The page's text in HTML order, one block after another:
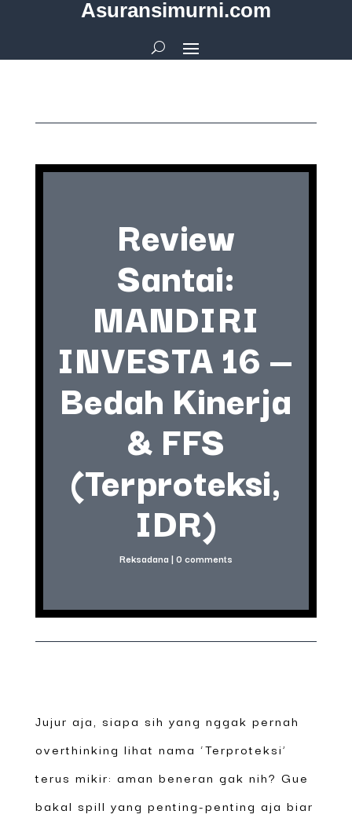
Asuransimurni.com
Review
Santai:
MANDIRI
INVESTA 16 —
Bedah Kinerja
& FFS
(Terproteksi,
IDR)
Reksadana | 0 comments
Jujur aja, siapa sih yang nggak pernah
overthinking lihat nama ‘Terproteksi’
terus mikir: aman beneran gak nih? Gue
bakal spill yang penting-penting aja biar